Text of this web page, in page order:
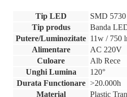
Tip LED
SMD 5730
Tip produs
Banda
Putere/Luminozitate 11w / 750
Alimentare
AC 220V
Culoare
Alb Rece
Unghi Lumina
120°
Durata Functionare >20.000h
Material
Plastic